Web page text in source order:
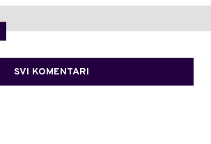
SVI KOMENTARI